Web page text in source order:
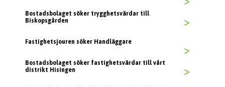
Bostadsbolaget söker trygghetsvärdar till
Biskopsgården
>
Fastighetsjouren söker Handläggare
>
Bostadsbolaget söker fastighetsvärdar till vårt
distrikt Hisingen
>